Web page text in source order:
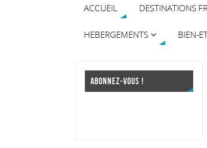
ACCUEIL DESTINATIONS
HEBERGEMENTS BIEN-
ABONNEZ-VOUS !